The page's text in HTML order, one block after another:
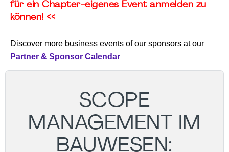
für ein Chapter-eigenes Event anmelden zu
können! <<
Discover more business events of our sponsors at our
Partner & Sponsor Calendar
SCOPE
MANAGEMENT IM
BAUWESEN: